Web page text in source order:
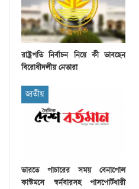
রাষ্ট্রপতি নির্বাচন নিয়ে কী ভাবছেন
বিরোধীদলীয় নেতারা
জাতীয়
ভারতে পাচারের সময় বেনাপোল
কাস্টমসে স্বর্নবারসহ পাসপোর্টধারী